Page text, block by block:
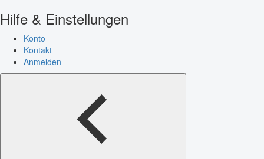
Hilfe & Einstellungen
Konto
Kontakt
Anmelden